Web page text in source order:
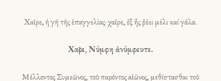
Χαῖρε, ἡ γῆ τῆς ἐπαγγελίας· χαῖρε, ἐξ ἦς ῥέει μέλι καί γάλα.
Χαῖρε, Νύμφη ἀνύμφευτε.
Μέλλοντος Συμεῶνος, τοῦ παρόντος αἰῶνος, μεθίστασθαι τοῦ